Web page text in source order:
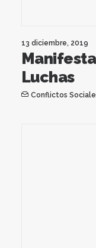
13 diciembre, 2019
Luchas
Conflictos